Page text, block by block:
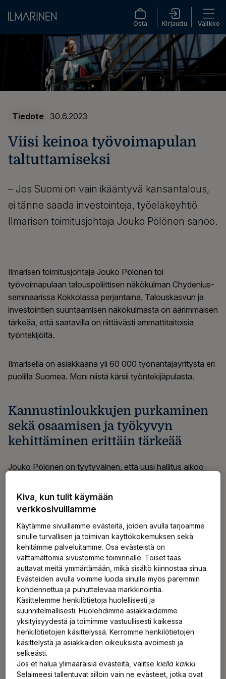
Osta Kirjaudu Valikko
Tiedote 30.6.2023
Viisi keinoa työvoimapulan
taltuttamiseksi
– Jos Suomi on vain ikääntyvä kansantalous,
ei tänne saada investointeja, työeläkeyhtiö
Ilmarisen toimitusjohtaja Jouko Pölönen sanoo.
Ilmarisen toimitusjohtaja Jouko Pölönen toi
työvoimapulaan talouspoliittisen näkökulman Chydenius-
seminaarissa Kokkolassa perjantaina. Talouskasvun ja
investointien suuntaamisen näkökulmasta on äärimmäisen
tärkeää, että saatavilla on riittävästi ammattitaitoisia
työntekijöitä.
Ilmarisella on asiakkaana yli 60 000 työnantajayritystä eri
puolilla Suomea. Moni niistä kärsii työntekijäpulasta.
Kannustinloukkujen purkaminen
sekä osaamisen ja työkyvyn
kehittäminen erittäin tärkeää
Jouko Pölönen on tyytyväinen, että uusi hallitus aikoo
purkamalla kannustinloukkuja.
– Toinen keino parantaa työvoiman saatavuutta on
kehittää työntekijöiden ja työnhakijoiden osaamista sekä
liikkumista paikasta ja alalta toiselle.
Työikäisiä työntekijöitä myös menetetään työmarkkinoilta
koko ajan, sillä työkyvyttömyyseläkkeelle jää lähes 20
000 henkilöä vuodessa. Suurimmat
työkyvyttömyyseläkkeiden syyt ovat tuki- ja
liikuntaelinsairaudet sekä mielenterveyden häiriöt.
– Tähän meillä ei ole varaa, Pölönen sanoo.
Kiva, kun tulit käymään
verkkosivuillamme
Käytämme sivuillamme evästeitä, joiden avulla tarjoamme
sinulle turvallisen ja toimivan käyttökokemuksen sekä
kehitämme palveluitamme. Osa evästeistä on
välttämättömiä sivustomme toiminnalle. Toiset taas
auttavat meitä ymmärtämään, mikä sisältö kiinnostaa sinua.
Evästeiden avulla voimme luoda sinulle myös paremmin
kohdennettua ja puhuttelevaa markkinointia.
Käsittelemme henkilötietoja huolellisesti ja
suunnitelmallisesti. Huolehdimme asiakkaidemme
yksityisyydestä ja toimimme vastuullisesti kaikessa
henkilötietojen käsittelyssä. Kerromme henkilötietojen
käsittelystä ja asiakkaiden oikeuksista avoimesti ja
selkeästi.
Jos et halua ylimääräisiä evästeitä, valitsekiellä kaikki.
Selaimeesi tallentuvat silloin vain ne evästeet, jotka ovat